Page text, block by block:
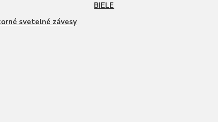
BIELE
svetelné závesy